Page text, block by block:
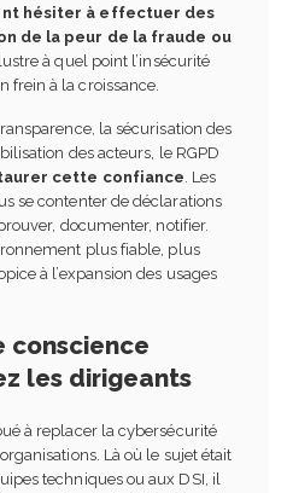
hésiter à effectuer des
de la peur de la fraude ou
à quel point l’insécurité
frein à la croissance.
la sécurisation des
des acteurs, le RGPD
cette confiance. Les
se contenter de déclarations
documenter, notifier.
plus fiable, plus
à l’expansion des usages
conscience
les dirigeants
à replacer la cybersécurité
Là où le sujet était
techniques ou aux DSI, il